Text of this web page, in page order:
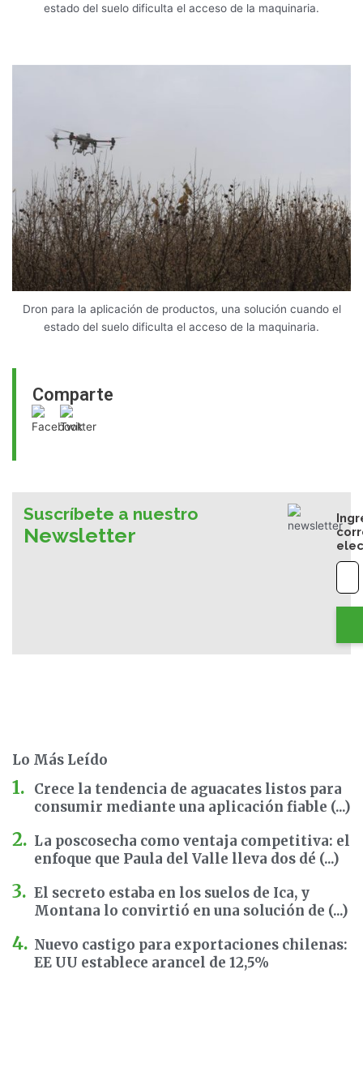
Comparte
estado del suelo dificulta el acceso de la maquinaria.
Dron para la aplicación de productos, una solución cuando el
estado del suelo dificulta el acceso de la maquinaria.
Suscríbete a nuestro
Newsletter
Lo Más Leído
Crece la tendencia de aguacates listos para
consumir mediante una aplicación fiable (...)
La poscosecha como ventaja competitiva: el
enfoque que Paula del Valle lleva dos dé (...)
El secreto estaba en los suelos de Ica, y
Montana lo convirtió en una solución de (...)
Nuevo castigo para exportaciones chilenas:
EE UU establece arancel de 12,5%